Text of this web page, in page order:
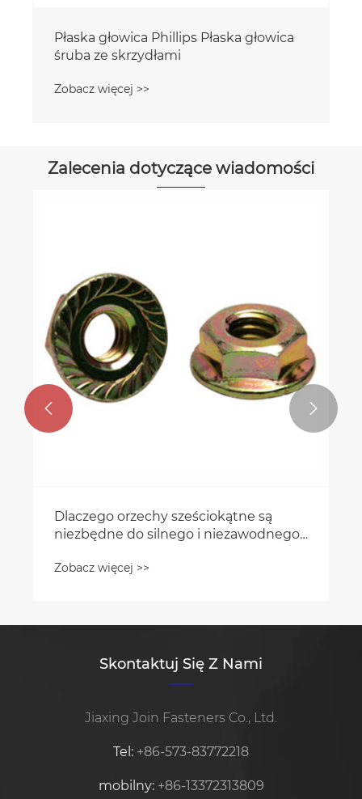
Płaska głowica Phillips Płaska głowica
śruba ze skrzydłami
Zobacz więcej >>
Zalecenia dotyczące wiadomości
Dlaczego orzechy sześciokątne są
niezbędne do silnego i niezawodnego
Zobacz więcej >>
 
Skontaktuj Się Z Nami
Jiaxing Join Fasteners Co., Ltd.
Tel: +86-573-83772218
mobilny: +86-13372313809